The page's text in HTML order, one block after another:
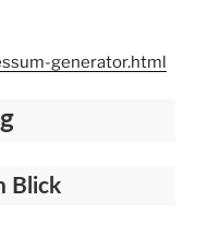
generator.html
Blick